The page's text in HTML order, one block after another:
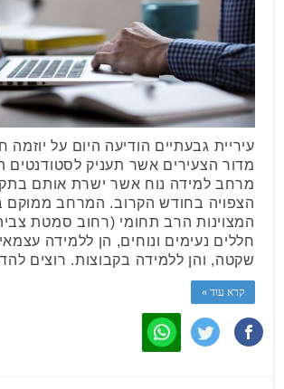
עיריית גבעתיים הודיעה היום על
מדור הצעירים אשר תעניק לסטודנטים
מרחב למידה נוח אשר ישרת אותם
הצפויה בחודש הקרוב. המרחב ממוקם
חללים נעימים ונוחים, הן ללמידה
שקטה, והן ללמידה בקבוצות. רוצים
קרא עוד »